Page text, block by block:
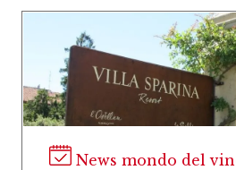
News mondo del